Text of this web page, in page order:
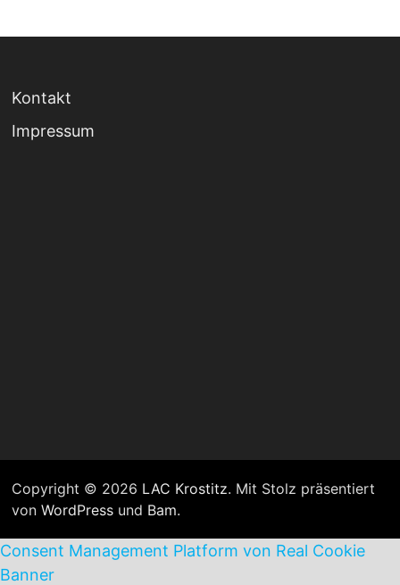
Kontakt
Impressum
Copyright © 2026 LAC Krostitz. Mit Stolz präsentiert
von WordPressund Bam.
Consent Management Platform von Real Cookie
Banner